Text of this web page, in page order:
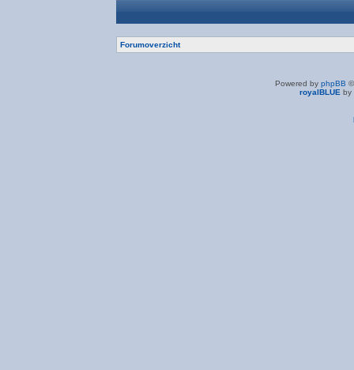
Forumoverzicht
Powered by phpBB
royalBLUE by